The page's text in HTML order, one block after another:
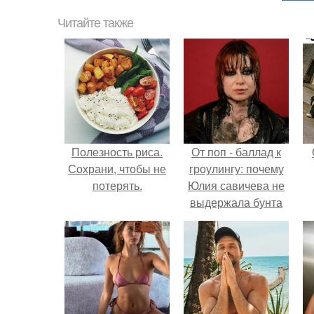
Читайте также
Полезность риса.
Сохрани, чтобы не
потерять.
От поп - баллад к
гроулингу: почему
Юлия савичева не
выдержала бунта
собственной
аудитории.